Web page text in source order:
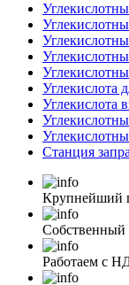
Углекислота
Углекислота
Станция
Крупнейший
Собственный
Работаем с